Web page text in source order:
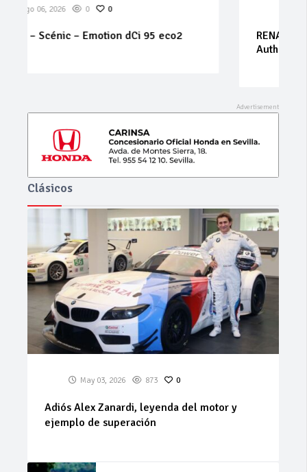
Ago 06, 2026
RENAULT – Mégane – 1.9 dCi 5p. Confort
Clásicos
May 03, 2026 873 0
Adiós Alex Zanardi, leyenda del motor y
ejemplo de superación